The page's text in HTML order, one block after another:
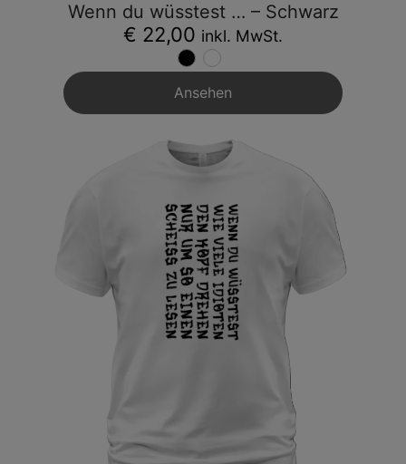
Wenn du wüsstest … – Schwarz
€ 22,00 inkl. MwSt.
Ansehen